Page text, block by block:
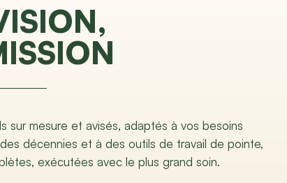
sur mesure et avisés, adaptés à vos besoins
décennies et à des outils de travail de pointe,
exécutées avec le plus grand soin.